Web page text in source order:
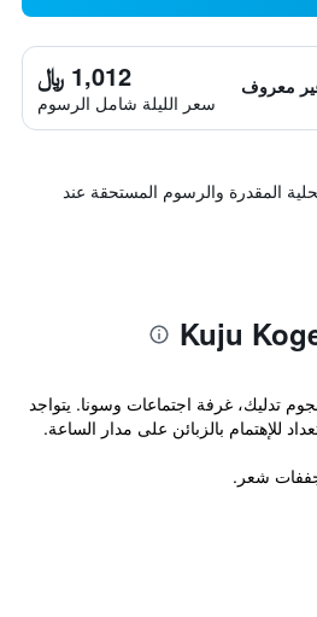
معروف 1,012 ﷼
سعر الليلة شامل الرسوم
المقدرة والرسوم المستحقة عند
هذا الفندق والمصنف 3 نجوم تدليك، غرفة اجتماعات وسونا. يتواجد
للإهتمام بالزبائن على مدار الساعة.
شعر.